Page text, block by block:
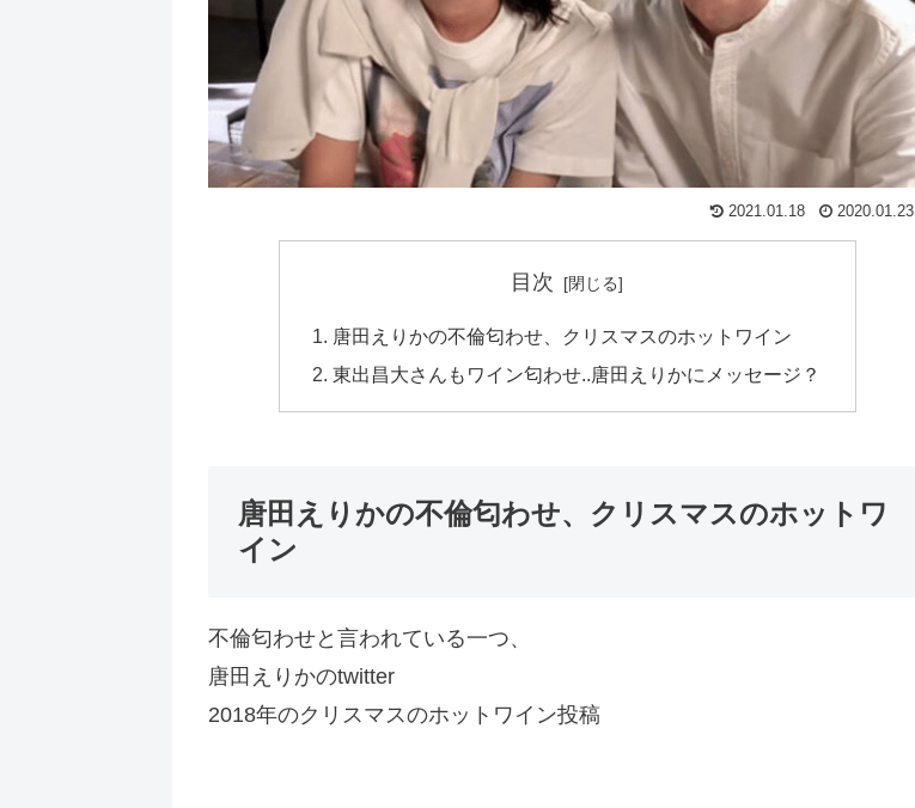
2021.01.18 2020.01.23
目次
唐田えりかの不倫匂わせ、クリスマスのホットワイン
東出昌大さんもワイン匂わせ..唐田えりかにメッセージ？
唐田えりかの不倫匂わせ、クリスマスのホットワ
イン
不倫匂わせと言われている一つ、
唐田えりかのtwitter
2018年のクリスマスのホットワイン投稿